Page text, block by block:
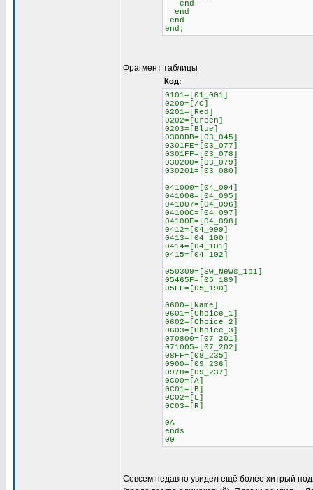
end
end
end
end;
Фрагмент таблицы
Код:
0101=[01_001]
0200=[/C]
0201=[Red]
0202=[Green]
0203=[Blue]
0300DB=[03_045]
0301FE=[03_077]
0301FF=[03_078]
030200=[03_079]
030201=[03_080]
041000=[04_094]
041006=[04_095]
041007=[04_096]
04100C=[04_097]
04100E=[04_098]
0412=[04_099]
0413=[04_100]
0414=[04_101]
0415=[04_102]
050309=[Sw_News_1p1]
05465F=[05_189]
05FF=[05_190]
0600=[Name]
0601=[Choice_1]
0602=[Choice_2]
0603=[Choice_3]
070800=[07_201]
071005=[07_202]
08FF=[08_235]
0900=[09_236]
0978=[09_237]
0C00=[A]
0C01=[B]
0C02=[L]
0C03=[R]
0A
ends
00
Совсем недавно увидел ещё более хитрый